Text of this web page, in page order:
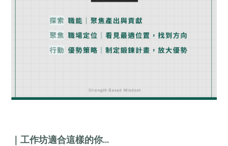
｜工作坊適合這樣的你...